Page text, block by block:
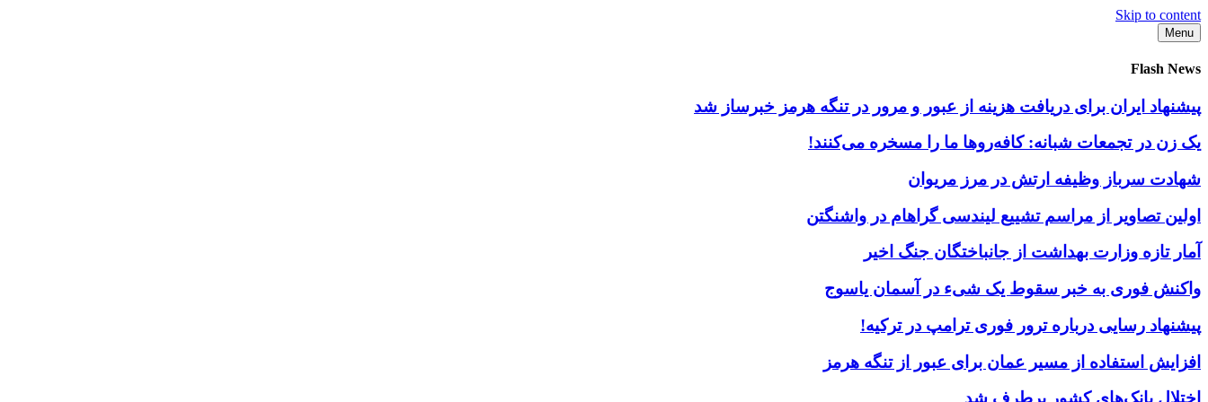
Skip to content
Menu
Flash News
پیشنهاد ایران برای دریافت هزینه از عبور و مرور در تنگه هرمز خبرساز شد
یک زن در تجمعات شبانه: کافه‌روها ما را مسخره می‌کنند!
شهادت سرباز وظیفه ارتش در مرز مریوان
اولین تصاویر از مراسم تشییع لیندسی گراهام در واشنگتن
آمار تازه وزارت بهداشت از جانباختگان جنگ اخیر
واکنش فوری به خبر سقوط یک شیء در آسمان یاسوج
پیشنهاد رسایی درباره ترور فوری ترامپ در ترکیه!
افزایش استفاده از مسیر عمان برای عبور از تنگه هرمز
اختلال بانک‌های کشور برطرف شد